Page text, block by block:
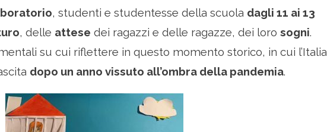
, studenti e studentesse della scuola dagli 11 ai 13
, delle attese dei ragazzi e delle ragazze, dei loro sogni.
su cui riflettere in questo momento storico, in cui l’Italia
dopo un anno vissuto all’ombra della pandemia.